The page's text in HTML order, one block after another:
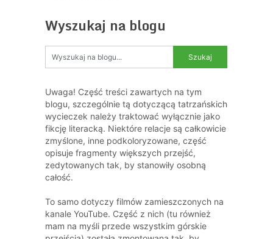
Wyszukaj na blogu
Uwaga! Część treści zawartych na tym
blogu, szczególnie tą dotyczącą tatrzańskich
wycieczek należy traktować wyłącznie jako
fikcję literacką. Niektóre relacje są całkowicie
zmyślone, inne podkoloryzowane, część
opisuje fragmenty większych przejść,
zedytowanych tak, by stanowiły osobną
całość.
To samo dotyczy filmów zamieszczonych na
kanale YouTube. Część z nich (tu również
mam na myśli przede wszystkim górskie